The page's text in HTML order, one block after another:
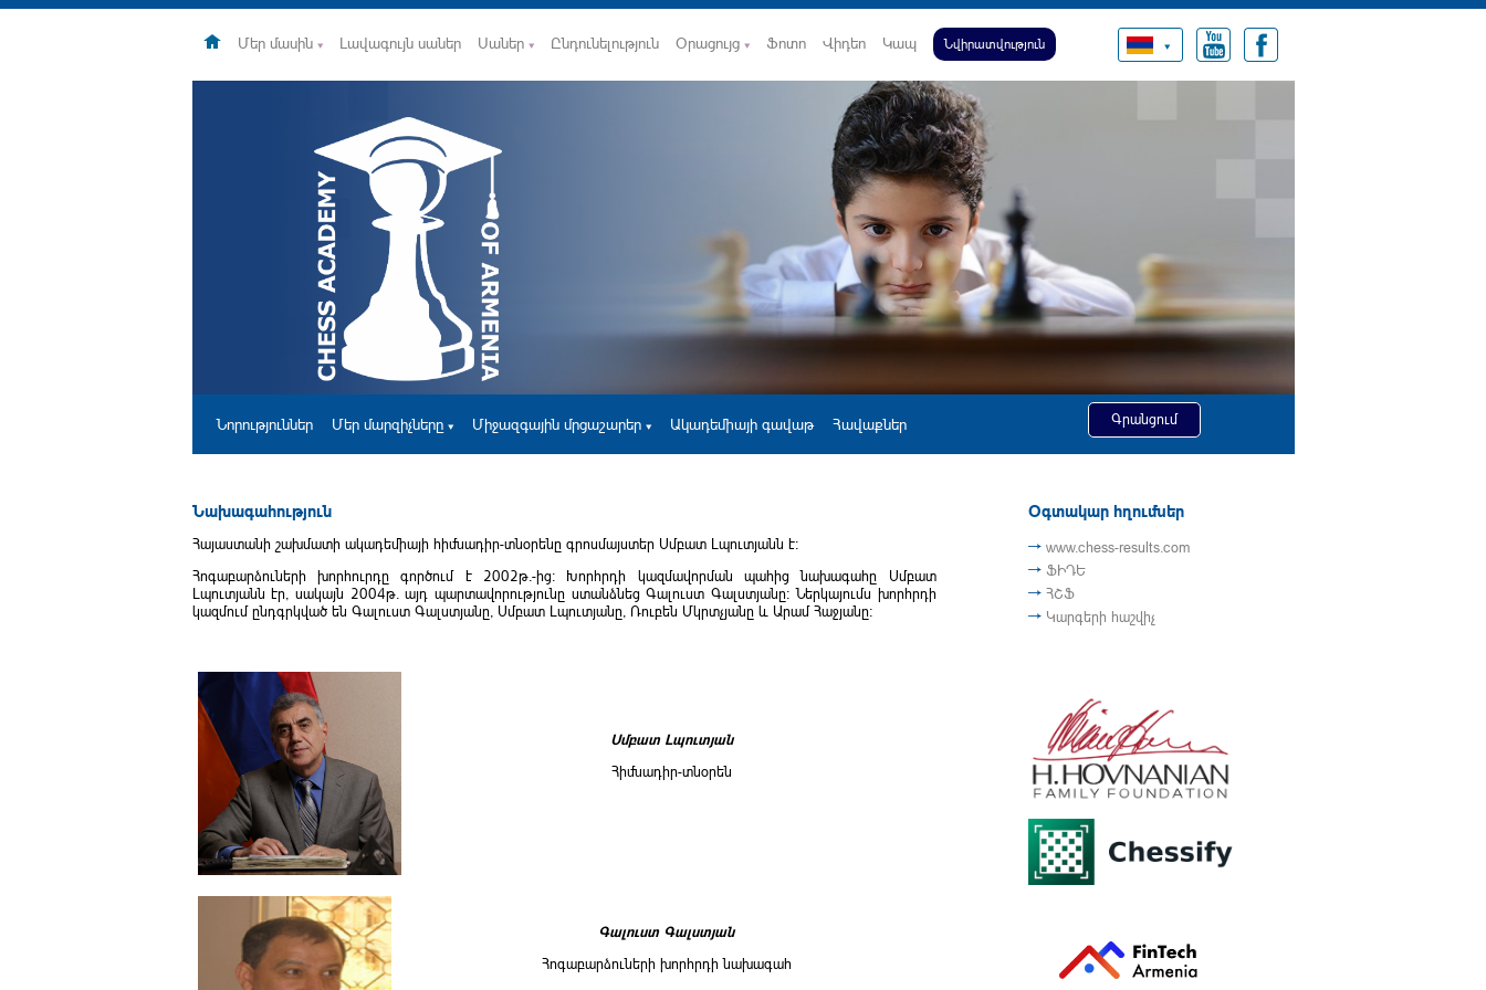
Նվիրատվություն
Կապ
Վիդեո
Ֆոտո
Օրացույց
Ընդունելություն
Սաներ
Լավագույն սաներ
Մեր մասին
Հավաքներ
Ակադեմիայի գավաթ
Միջազգային մրցաշարեր
Մեր մարզիչները
Նորություններ Գրանցում
Նախագահություն
Հայաստանի շախմատի ակադեմիայի հիմնադիր-տնօրենը գրոսմայստեր Սմբատ Լպուտյանն է:
Հոգաբարձուների խորհուրդը գործում է 2002թ.-ից: Խորհրդի կազմավորման պահից նախագահը Սմբատ
Լպուտյանն էր, սակայն 2004թ. այդ պարտավորությունը ստանձնեց Գալուստ Գալստյանը: Ներկայումս խորհրդի
կազմում ընդգրկված են Գալուստ Գալստյանը, Սմբատ Լպուտյանը, Ռուբեն Մկրտչյանը և Արամ Հաջյանը:
Սմբատ Լպուտյան
Հիմնադիր-տնօրեն
Գալուստ Գալստյան
Հոգաբարձուների խորհրդի նախագահ
Օգտակար հղումներ
www.chess-results.com
ՖԻԴԵ
ՀՇՖ
Կարգերի հաշվիչ